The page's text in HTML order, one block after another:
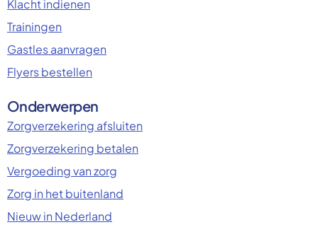
Klacht indienen
Trainingen
Gastles aanvragen
Flyers bestellen
Onderwerpen
Zorgverzekering afsluiten
Zorgverzekering betalen
Vergoeding van zorg
Zorg in het buitenland
Nieuw in Nederland